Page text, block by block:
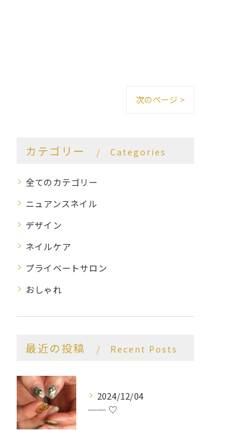
次のページ >
カテゴリー Categories
全てのカテゴリー
ニュアンスネイル
デザイン
ネイルケア
プライベートサロン
おしゃれ
最近の投稿 Recent Posts
2024/12/04
── ♡